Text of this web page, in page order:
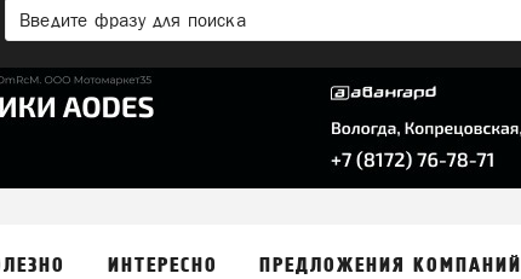
ИНТЕРЕСНО ПРЕДЛОЖЕНИЯ КОМПАНИЙ